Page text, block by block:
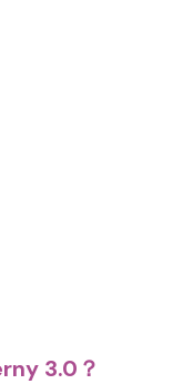
3.0？